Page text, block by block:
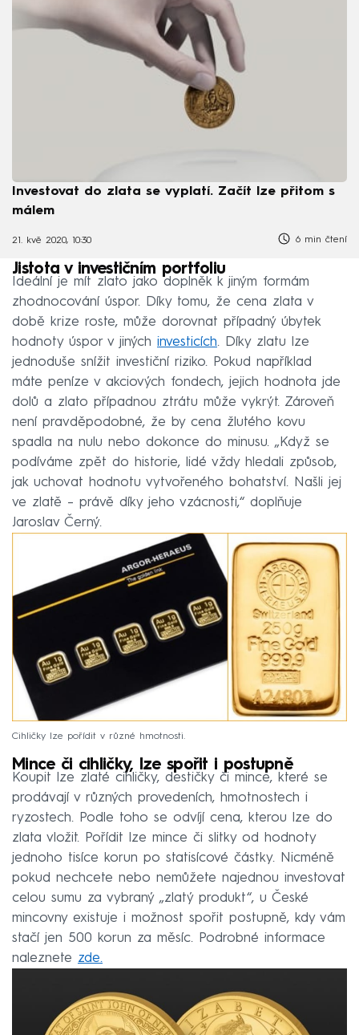
Investovat do zlata se vyplatí. Začít lze přitom s
málem
21. kvě 2020, 10:30 6 min čtení
Jistota v investičním portfoliu
Ideální je mít zlato jako doplněk k jiným formám
zhodnocování úspor. Díky tomu, že cena zlata v
době krize roste, může dorovnat případný úbytek
hodnoty úspor v jiných investicích. Díky zlatu lze
jednoduše snížit investiční riziko. Pokud například
máte peníze v akciových fondech, jejich hodnota jde
dolů a zlato případnou ztrátu může vykrýt. Zároveň
není pravděpodobné, že by cena žlutého kovu
spadla na nulu nebo dokonce do minusu. „Když se
podíváme zpět do historie, lidé vždy hledali způsob,
jak uchovat hodnotu vytvořeného bohatství. Našli jej
ve zlatě – právě díky jeho vzácnosti,“ doplňuje
Jaroslav Černý.
Cihličky lze pořídit v různé hmotnosti.
Mince či cihličky, lze spořit i postupně
Koupit lze zlaté cihličky, destičky či mince, které se
prodávají v různých provedeních, hmotnostech i
ryzostech. Podle toho se odvíjí cena, kterou lze do
zlata vložit. Pořídit lze mince či slitky od hodnoty
jednoho tisíce korun po statisícové částky. Nicméně
pokud nechcete nebo nemůžete najednou investovat
celou sumu za vybraný „zlatý produkt“, u České
mincovny existuje i možnost spořit postupně, kdy vám
stačí jen 500 korun za měsíc. Podrobné informace
naleznete zde.